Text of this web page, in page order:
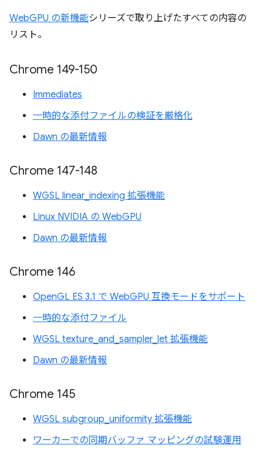
WebGPU の新機能シリーズで取り上げたすべての内容の
リスト。
Chrome 149-150
Immediates
一時的な添付ファイルの検証を厳格化
Dawn の最新情報
Chrome 147-148
WGSL linear_indexing 拡張機能
Linux NVIDIA の WebGPU
Dawn の最新情報
Chrome 146
OpenGL ES 3.1 で WebGPU 互換モードをサポート
一時的な添付ファイル
WGSL texture_and_sampler_let 拡張機能
Dawn の最新情報
Chrome 145
WGSL subgroup_uniformity 拡張機能
ワーカーでの同期バッファ マッピングの試験運用